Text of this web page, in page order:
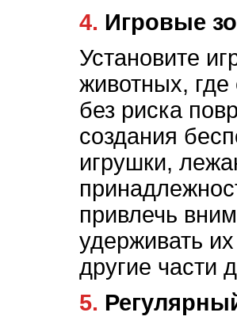
4. Игровые
Установите
животных, где
без риска
создания
игрушки,
привлечь
удерживать
другие части
5.